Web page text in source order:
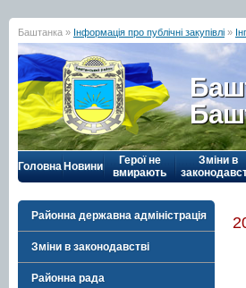
Баштанка » Інформація про публічні закупівлі »
Головна Новини
Герої не
вмирають
Зміни в
Районна державна адміністрація
Зміни в законодавстві
Районна рада